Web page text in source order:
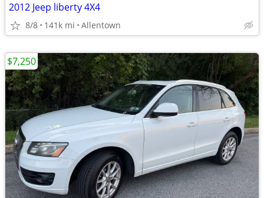
2012 Jeep liberty 4X4
8/8 141k mi Allentown
$7,250